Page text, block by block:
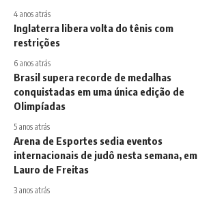
4 anos atrás
Inglaterra libera volta do tênis com
restrições
6 anos atrás
Brasil supera recorde de medalhas
conquistadas em uma única edição de
Olimpíadas
5 anos atrás
Arena de Esportes sedia eventos
internacionais de judô nesta semana, em
Lauro de Freitas
3 anos atrás